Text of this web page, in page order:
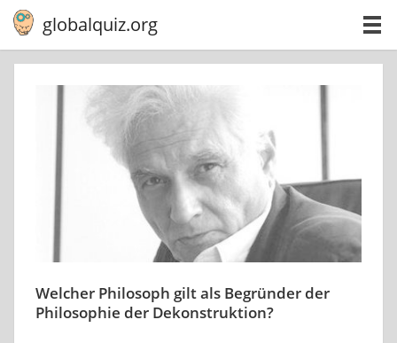
globalquiz.org
Welcher Philosoph gilt als Begründer der
Philosophie der Dekonstruktion?